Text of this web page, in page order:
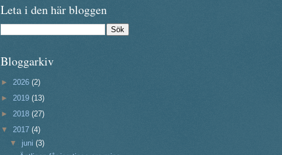
Leta i den här bloggen
Bloggarkiv
► 2026 (2)
► 2019 (13)
► 2018 (27)
▼ 2017 (4)
▼ juni(3)